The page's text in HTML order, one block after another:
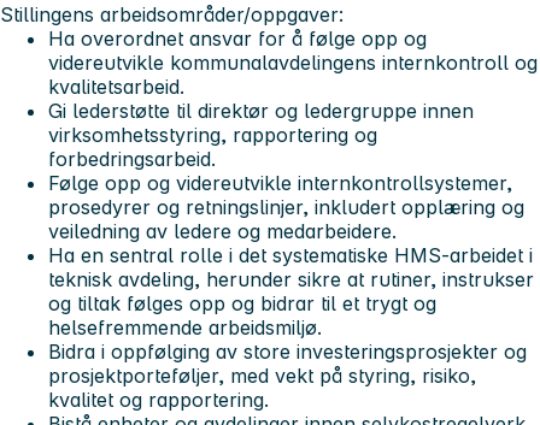
Stillingens arbeidsområder/oppgaver:
Ha overordnet ansvar for å følge opp og
videreutvikle kommunalavdelingens internkontroll og
kvalitetsarbeid.
Gi lederstøtte til direktør og ledergruppe innen
virksomhetsstyring, rapportering og
forbedringsarbeid.
Følge opp og videreutvikle internkontrollsystemer,
prosedyrer og retningslinjer, inkludert opplæring og
veiledning av ledere og medarbeidere.
Ha en sentral rolle i det systematiske HMS-arbeidet i
teknisk avdeling, herunder sikre at rutiner, instrukser
og tiltak følges opp og bidrar til et trygt og
helsefremmende arbeidsmiljø.
Bidra i oppfølging av store investeringsprosjekter og
prosjektporteføljer, med vekt på styring, risiko,
kvalitet og rapportering.